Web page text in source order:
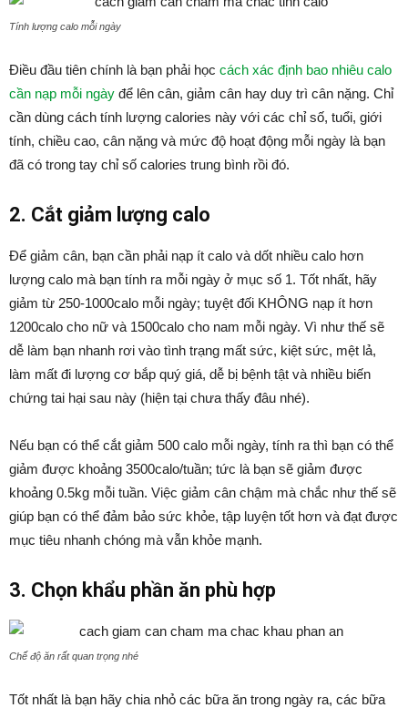
Tính lượng calo mỗi ngày
Điều đầu tiên chính là bạn phải học cách xác định bao nhiêu calo
cần nạp mỗi ngày để lên cân, giảm cân hay duy trì cân nặng. Chỉ
cần dùng cách tính lượng calories này với các chỉ số, tuổi, giới
tính, chiều cao, cân nặng và mức độ hoạt động mỗi ngày là bạn
đã có trong tay chỉ số calories trung bình rồi đó.
2. Cắt giảm lượng calo
Để giảm cân, bạn cần phải nạp ít calo và dốt nhiều calo hơn
lượng calo mà bạn tính ra mỗi ngày ở mục số 1. Tốt nhất, hãy
giảm từ 250-1000calo mỗi ngày; tuyệt đối KHÔNG nạp ít hơn
1200calo cho nữ và 1500calo cho nam mỗi ngày. Vì như thế sẽ
dễ làm bạn nhanh rơi vào tình trạng mất sức, kiệt sức, mệt lả,
làm mất đi lượng cơ bắp quý giá, dễ bị bệnh tật và nhiều biến
chứng tai hại sau này (hiện tại chưa thấy đâu nhé).
Nếu bạn có thể cắt giảm 500 calo mỗi ngày, tính ra thì bạn có thể
giảm được khoảng 3500calo/tuần; tức là bạn sẽ giảm được
khoảng 0.5kg mỗi tuần. Việc giảm cân chậm mà chắc như thế sẽ
giúp bạn có thể đảm bảo sức khỏe, tập luyện tốt hơn và đạt được
mục tiêu nhanh chóng mà vẫn khỏe mạnh.
3. Chọn khẩu phần ăn phù hợp
Chế độ ăn rất quan trọng nhé
Tốt nhất là bạn hãy chia nhỏ các bữa ăn trong ngày ra, các bữa